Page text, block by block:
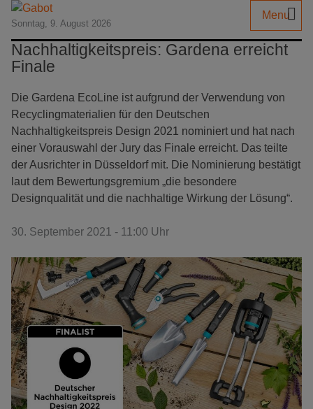
Sonntag, 9. August 2026
Menu
Nachhaltigkeitspreis: Gardena erreicht
Finale
Die Gardena EcoLine ist aufgrund der Verwendung von
Recyclingmaterialien für den Deutschen
Nachhaltigkeitspreis Design 2021 nominiert und hat nach
einer Vorauswahl der Jury das Finale erreicht. Das teilte
der Ausrichter in Düsseldorf mit. Die Nominierung bestätigt
laut dem Bewertungsgremium „die besondere
Designqualität und die nachhaltige Wirkung der Lösung“.
30. September 2021 - 11:00 Uhr